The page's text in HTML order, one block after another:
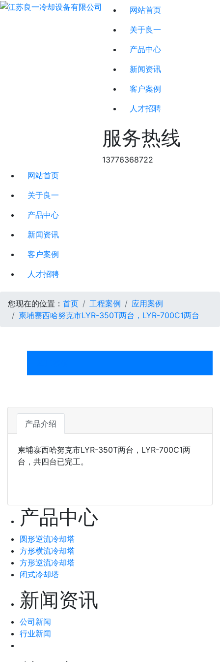
网站首页
关于良一
产品中心
新闻资讯
客户案例
人才招聘
服务热线
13776368722
网站首页
关于良一
产品中心
新闻资讯
客户案例
人才招聘
您现在的位置： 首页 工程案例
应用案例
柬埔寨西哈努克市LYR-350T两台，LYR-700C1两台
产品介绍
柬埔寨西哈努克市LYR-350T两台，LYR-700C1两
台，共四台已完工。
产品中心
圆形逆流冷却塔
方形横流冷却塔
方形逆流冷却塔
闭式冷却塔
新闻资讯
公司新闻
行业新闻